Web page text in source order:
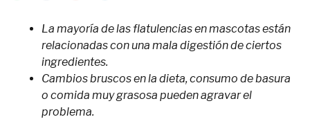
La mayoría de las flatulencias en mascotas están
relacionadas con una mala digestión de ciertos
ingredientes.
Cambios bruscos en la dieta, consumo de basura
o comida muy grasosa pueden agravar el
problema.